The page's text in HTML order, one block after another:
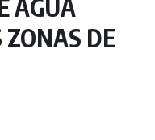
AGUA
DE